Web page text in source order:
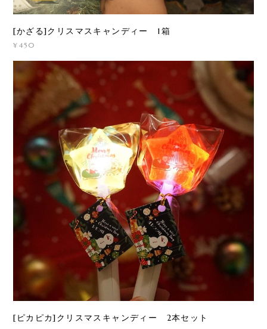
[かざる]クリスマスキャンディー 1箱
¥450
[ピカピカ]クリスマスキャンディー 2本セット